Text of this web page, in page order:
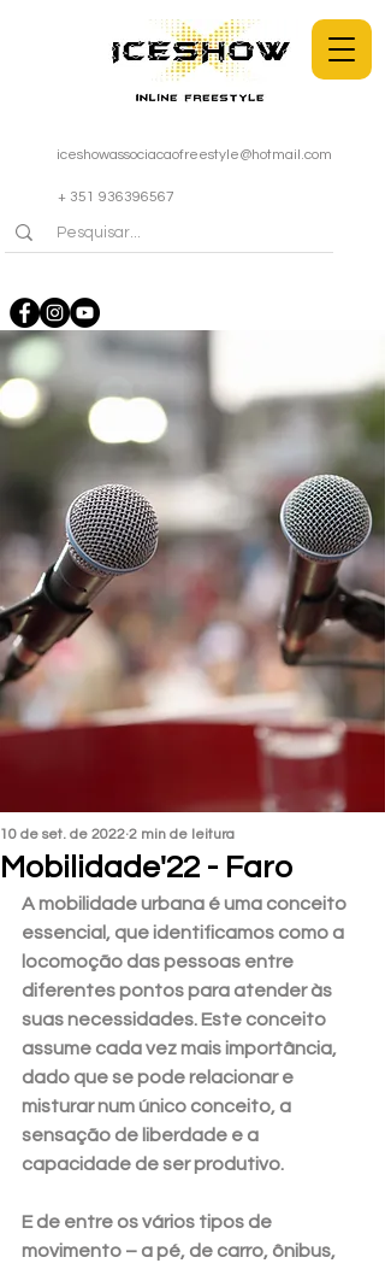
iceshowassociacaofreestyle@hotmail.com
+ 351 936396567
Mobilidade'22 - Faro
10 de set. de 2022 2 min de leitura
A mobilidade urbana é uma conceito
essencial, que identificamos como a
locomoção das pessoas entre
diferentes pontos para atender às
suas necessidades. Este conceito
assume cada vez mais importância,
dado que se pode relacionar e
misturar num único conceito, a
sensação de liberdade e a
capacidade de ser produtivo.
E de entre os vários tipos de
movimento – a pé, de carro, ônibus,